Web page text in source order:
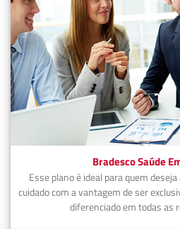
Bradesco Saúde
Esse plano é ideal para quem
cuidado com a vantagem de ser
diferenciado em todas as